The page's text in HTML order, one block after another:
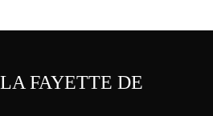
FAYETTE DE